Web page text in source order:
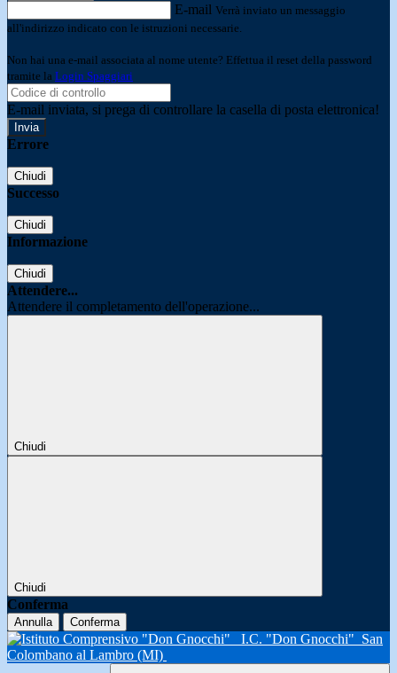
E-mail Verrà inviato un messaggio
all'indirizzo indicato con le istruzioni necessarie.
Non hai una e-mail associata al nome utente? Effettua il reset della password
tramite la Login Spaggiari
E-mail inviata, si prega di controllare la casella di posta elettronica!
Errore
Chiudi
Successo
Chiudi
Informazione
Chiudi
Attendere...
Attendere il completamento dell'operazione...
Chiudi
Chiudi
Conferma
Annulla Conferma
I.C. "Don Gnocchi" San
Colombano al Lambro (MI)